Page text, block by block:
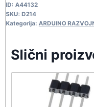
D214
quantity
ID: A44132
SKU: D214
Kategorija: ARDUINO
Slični